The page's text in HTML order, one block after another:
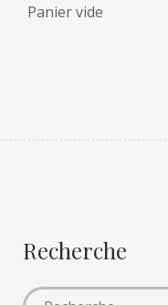
Panier vide
Recherche